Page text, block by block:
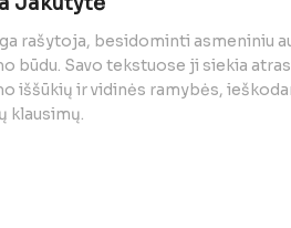
rašytoja, besidominti asmeniniu
būdu. Savo tekstuose ji siekia
iššūkių ir vidinės ramybės,
klausimų.